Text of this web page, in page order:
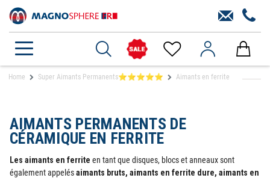
Home Super Aimants Permanents⭐⭐⭐⭐⭐ Aimants en ferrite
AIMANTS PERMANENTS DE
CÉRAMIQUE EN FERRITE
Les aimants en ferrite en tant que disques, blocs et anneaux sont
également appelésaimants bruts, aimants en ferrite dure, aimants en